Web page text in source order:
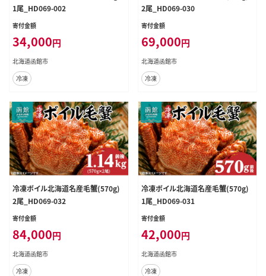
1尾_HD069-002
寄付金額
34,000円
北海道函館市
冷凍
2尾_HD069-030
寄付金額
69,000円
北海道函館市
冷凍
冷凍ボイル北海道名産毛蟹(570g)
2尾_HD069-032
寄付金額
84,000円
北海道函館市
冷凍
冷凍ボイル北海道名産毛蟹(570g)
1尾_HD069-031
寄付金額
42,000円
北海道函館市
冷凍